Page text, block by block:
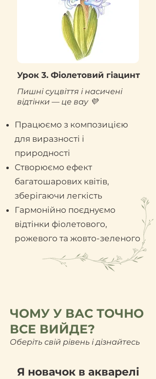
Урок 3. Фіолетовий гіацинт
Пишні суцвіття і насичені
відтінки — це вау 💜
Працюємо з композицією
для виразності і
природності
Створюємо ефект
багатошарових квітів,
зберігаючи легкість
Гармонійно поєднуємо
відтінки фіолетового,
рожевого та жовто-зеленого
ЧОМУ У ВАС ТОЧНО
ВСЕ ВИЙДЕ?
Оберіть свій рівень і дізнайтесь
Я новачок в акварелі